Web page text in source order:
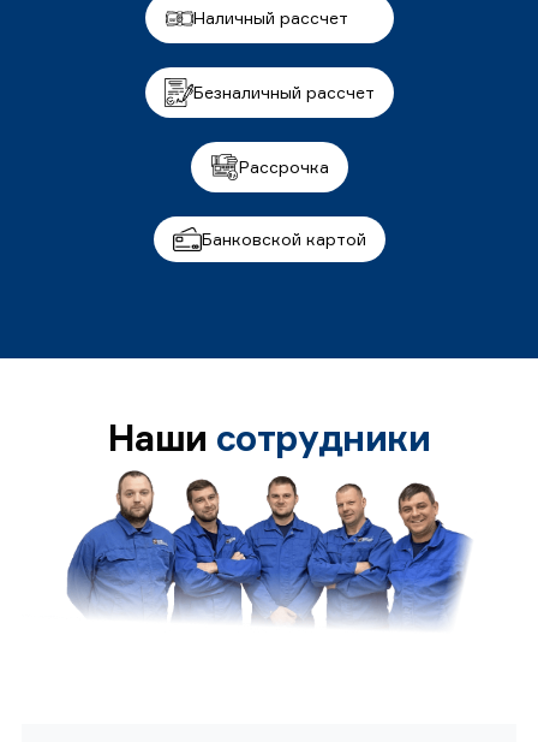
Наличный рассчет
Безналичный рассчет
Рассрочка
Банковской картой
Наши сотрудники